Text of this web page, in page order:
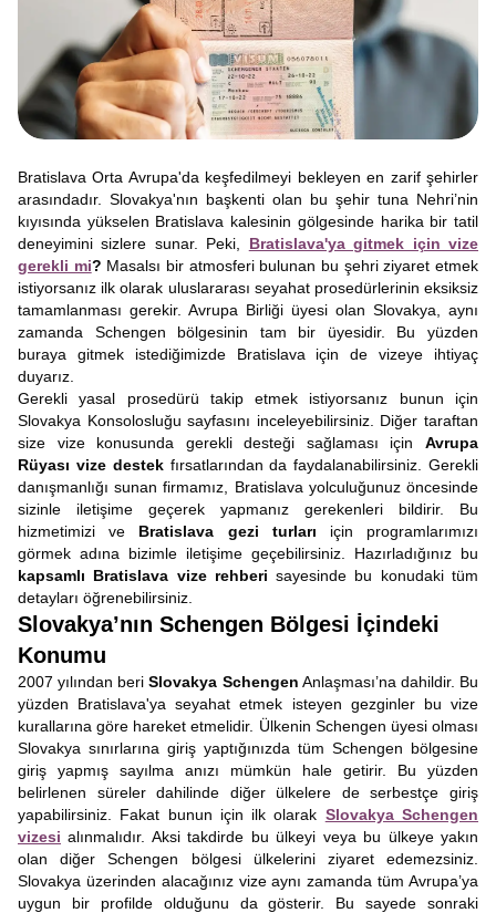
Bratislava Orta Avrupa'da keşfedilmeyi bekleyen en zarif şehirler
arasındadır. Slovakya'nın başkenti olan bu şehir tuna Nehri’nin
kıyısında yükselen Bratislava kalesinin gölgesinde harika bir tatil
deneyimini sizlere sunar. Peki, Bratislava'ya gitmek için vize
gerekli mi? Masalsı bir atmosferi bulunan bu şehri ziyaret etmek
istiyorsanız ilk olarak uluslararası seyahat prosedürlerinin eksiksiz
tamamlanması gerekir. Avrupa Birliği üyesi olan Slovakya, aynı
zamanda Schengen bölgesinin tam bir üyesidir. Bu yüzden
buraya gitmek istediğimizde Bratislava için de vizeye ihtiyaç
duyarız.
Gerekli yasal prosedürü takip etmek istiyorsanız bunun için
Slovakya Konsolosluğu sayfasını inceleyebilirsiniz. Diğer taraftan
size vize konusunda gerekli desteği sağlaması için Avrupa
Rüyası vize destekfırsatlarından da faydalanabilirsiniz. Gerekli
danışmanlığı sunan firmamız, Bratislava yolculuğunuz öncesinde
sizinle iletişime geçerek yapmanız gerekenleri bildirir. Bu
hizmetimizi ve Bratislava gezi turları için programlarımızı
görmek adına bizimle iletişime geçebilirsiniz. Hazırladığınız bu
kapsamlı Bratislava vize rehberi sayesinde bu konudaki tüm
detayları öğrenebilirsiniz.
Slovakya’nın Schengen Bölgesi İçindeki
Konumu
2007 yılından beriSlovakya Schengen Anlaşması’na dahildir. Bu
yüzden Bratislava'ya seyahat etmek isteyen gezginler bu vize
kurallarına göre hareket etmelidir. Ülkenin Schengen üyesi olması
Slovakya sınırlarına giriş yaptığınızda tüm Schengen bölgesine
giriş yapmış sayılma anızı mümkün hale getirir. Bu yüzden
belirlenen süreler dahilinde diğer ülkelere de serbestçe giriş
yapabilirsiniz. Fakat bunun için ilk olarak Slovakya Schengen
vizesi alınmalıdır. Aksi takdirde bu ülkeyi veya bu ülkeye yakın
olan diğer Schengen bölgesi ülkelerini ziyaret edemezsiniz.
Slovakya üzerinden alacağınız vize aynı zamanda tüm Avrupa’ya
uygun bir profilde olduğunu da gösterir. Bu sayede sonraki